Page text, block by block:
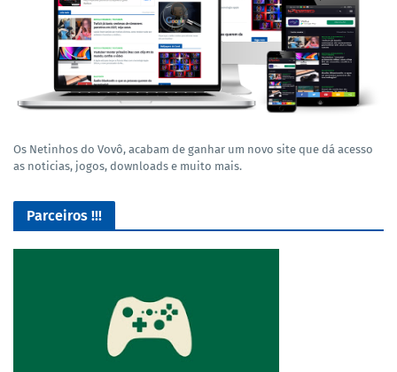
Os Netinhos do Vovô, acabam de ganhar um novo site que dá acesso
as noticias, jogos, downloads e muito mais.
Parceiros !!!
O Melhor lugar para adquirir seus mods para o Euro Truck